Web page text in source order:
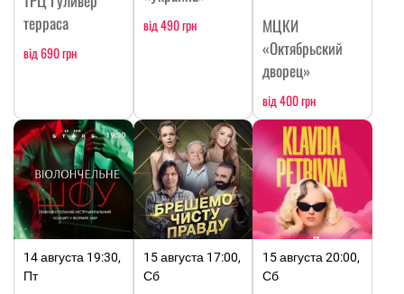
терраса
від 690 грн
від 490 грн
МЦКИ
«Октябрьский
дворец»
від 400 грн
14 августа 19:30,
Пт
15 августа 17:00,
Сб
15 августа 20:00,
Сб